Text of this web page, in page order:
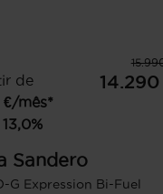
de
€/mês*
13,0%
14.290
Sandero
G Expression Bi-Fuel